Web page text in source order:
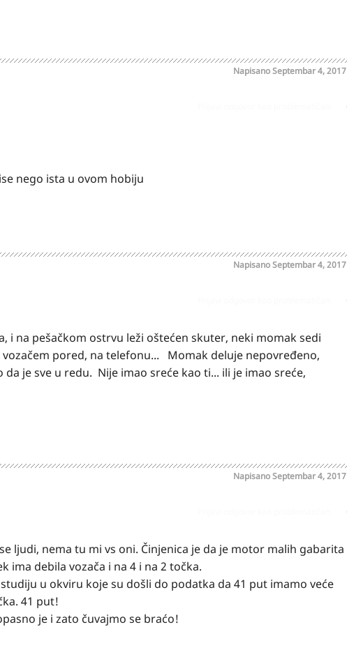
NapisanoSeptembar 4, 2017
nego ista u ovom hobiju
NapisanoSeptembar 4, 2017
i na pešačkom ostrvu leži oštećen skuter, neki momak sedi
pored, na telefonu... Momak deluje nepovređeno,
je sve u redu. Nije imao sreće kao ti... ili je imao sreće,
NapisanoSeptembar 4, 2017
ljudi, nema tu mi vs oni. Činjenica je da je motor malih gabarita
ima debila vozača i na 4 i na 2 točka.
u okviru koje su došli do podatka da 41 put imamo veće
41 put!
je i zato čuvajmo se braćo!